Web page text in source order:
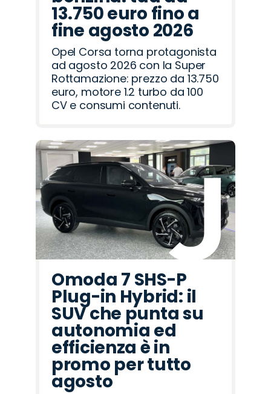
13.750 euro fino a
fine agosto 2026
Opel Corsa torna protagonista
ad agosto 2026 con la Super
Rottamazione: prezzo da 13.750
euro, motore 1.2 turbo da 100
CV e consumi contenuti.
Omoda 7 SHS-P
Plug-in Hybrid: il
SUV che punta su
autonomia ed
efficienza è in
promo per tutto
agosto